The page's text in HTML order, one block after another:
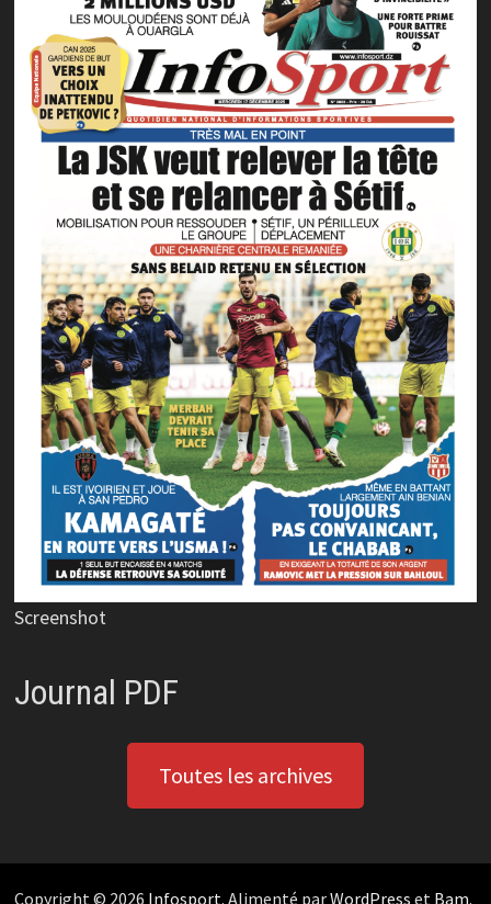
Screenshot
Journal PDF
Toutes les archives
Copyright © 2026 Infosport. Alimenté parWordPress et Bam.